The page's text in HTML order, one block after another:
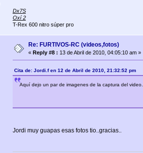
Dx7S
Oxí 2
T-Rex 600 nitro súper pro
Re: FURTIVOS-RC (videos,fotos)
«Reply #8 : 13 de Abril de 2010, 04:05:10 am »
Cita de: Jordi.f en 12 de Abril de 2010, 21:32:52 pm
Aquí dejo un par de imagenes de la captura del video.
Jordi muy guapas esas fotos tio..gracias..